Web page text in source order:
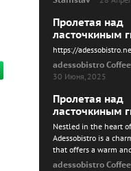
Пролетая над
ласточкиным
https://
adessobistro Coffee
30 Июня, 2025
Пролетая над
ласточкиным
Nestled in the heart
Adessobistro is a
that offers a warm
adessobistro Coffee